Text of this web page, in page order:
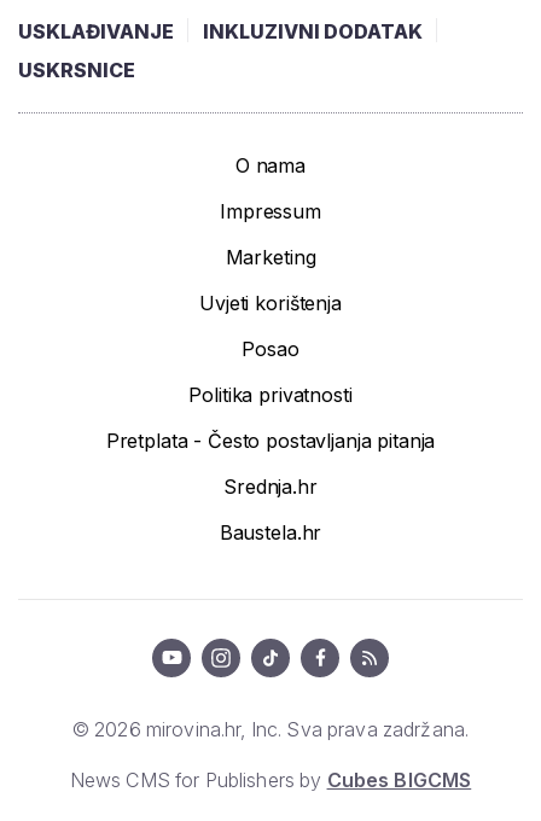
USKLAĐIVANJE
INKLUZIVNI DODATAK
USKRSNICE
O nama
Impressum
Marketing
Uvjeti korištenja
Posao
Politika privatnosti
Pretplata - Često postavljanja pitanja
Srednja.hr
Baustela.hr
© 2026 mirovina.hr, Inc. Sva prava zadržana.
News CMS for Publishers by Cubes BIGCMS